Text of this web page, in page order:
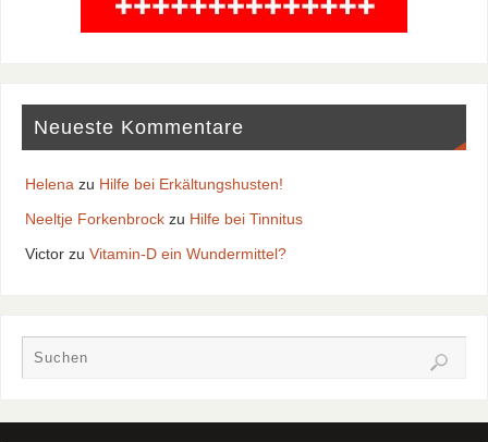
Neueste Kommentare
Helenazu Hilfe bei Erkältungshusten!
Neeltje Forkenbrockzu Hilfe bei Tinnitus
Victorzu Vitamin-D ein Wundermittel?